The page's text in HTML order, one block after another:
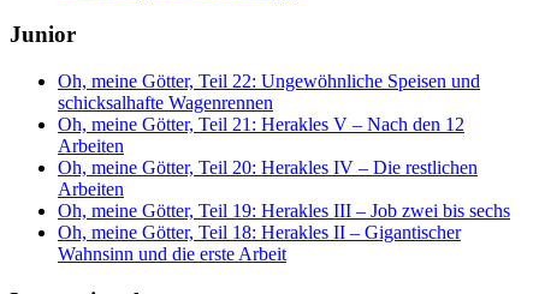
Junior
Oh, meine Götter, Teil 22: Ungewöhnliche Speisen und
schicksalhafte Wagenrennen
Oh, meine Götter, Teil 21: Herakles V – Nach den 12
Arbeiten
Oh, meine Götter, Teil 20: Herakles IV – Die restlichen
Arbeiten
Oh, meine Götter, Teil 19: Herakles III – Job zwei bis sechs
Oh, meine Götter, Teil 18: Herakles II – Gigantischer
Wahnsinn und die erste Arbeit